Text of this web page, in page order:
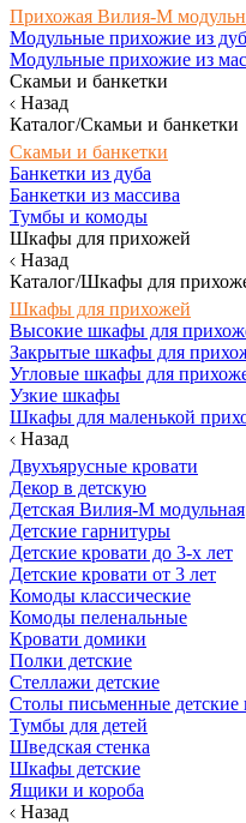
Прихожая Вилия-М
Модульные прихожие из
Модульные прихожие из
Скамьи и банкетки
Назад
Каталог/Скамьи и банкетки
Скамьи и банкетки
Банкетки из дуба
Банкетки из массива
Тумбы и комоды
Шкафы для прихожей
Назад
Каталог/Шкафы для
Шкафы для прихожей
Высокие шкафы для
Закрытые шкафы для
Угловые шкафы для
Узкие шкафы
Шкафы для маленькой
Назад
Двухъярусные кровати
Декор в детскую
Детская Вилия-М модульная
Детские гарнитуры
Детские кровати до 3-х лет
Детские кровати от 3 лет
Комоды классические
Комоды пеленальные
Кровати домики
Полки детские
Стеллажи детские
Столы письменные детские
Тумбы для детей
Шведская стенка
Шкафы детские
Ящики и короба
Назад